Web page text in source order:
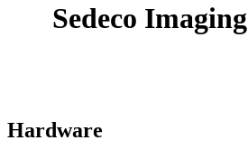
Sedeco Imaging
Hardware